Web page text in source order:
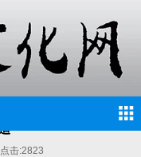
点击:2823